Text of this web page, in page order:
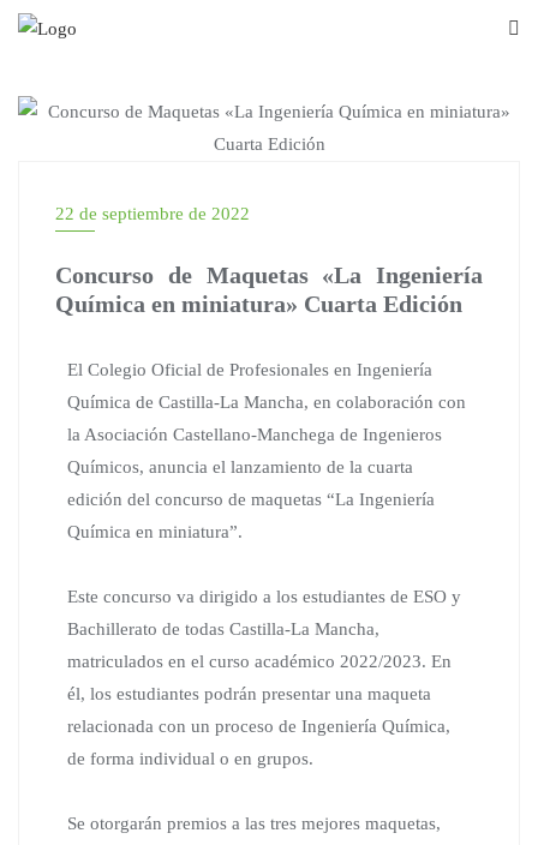
22 de septiembre de 2022
Concurso de Maquetas «La Ingeniería
Química en miniatura» Cuarta Edición
El Colegio Oficial de Profesionales en Ingeniería
Química de Castilla-La Mancha, en colaboración con
la Asociación Castellano-Manchega de Ingenieros
Químicos, anuncia el lanzamiento de la cuarta
edición del concurso de maquetas “La Ingeniería
Química en miniatura”.
Este concurso va dirigido a los estudiantes de ESO y
Bachillerato de todas Castilla-La Mancha,
matriculados en el curso académico 2022/2023. En
él, los estudiantes podrán presentar una maqueta
relacionada con un proceso de Ingeniería Química,
de forma individual o en grupos.
Se otorgarán premios a las tres mejores maquetas,